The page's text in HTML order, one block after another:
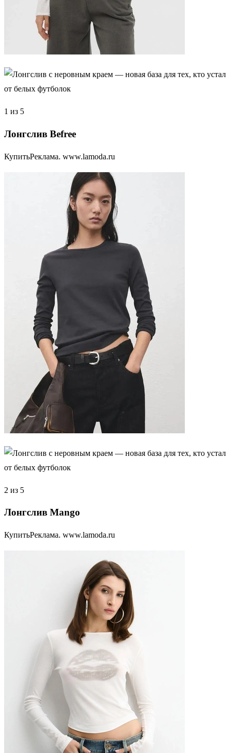
1 из 5
Лонгслив Befree
КупитьРеклама. www.lamoda.ru
2 из 5
Лонгслив Mango
КупитьРеклама. www.lamoda.ru